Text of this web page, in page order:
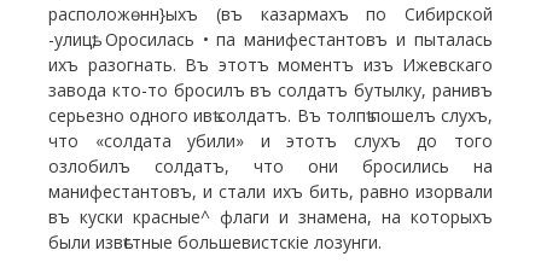
расположѳнн}ыхъ (въ казармахъ по Сибирской
-улицѣ, Оросилась • па манифестантовъ и пыталась
ихъ разогнать. Въ этотъ моментъ изъ Ижевскаго
завода кто-то бросилъ въ солдатъ бутылку, ранивъ
серьезно одного ивѣ солдатъ. Въ толпѣ пошелъ слухъ,
что «солдата убили» и этотъ слухъ до того
озлобилъ солдатъ, что они бросились на
манифестантовъ, и стали ихъ бить, равно изорвали
въ куски красные^ флаги и знамена, на которыхъ
были извѣстные большевистскіе лозунги.